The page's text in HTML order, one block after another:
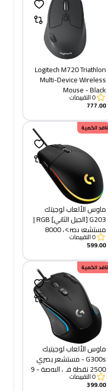
Logitech M720 Triathlon
Multi-Device Wireless
Mouse - Black
0التقييمات
777.00
نافد الكمية
ماوس الألعاب لوجيتك
G203 [الجيل الثاني] RGB |
مستشعر بصري 8000
قابلة للبرمجة
0التقييمات
599.00
نافد الكمية
ماوس الألعاب لوجيتيك
G300s - مستشعر بصري
2500 نقطة في البوصة - 9
أزرار قابلة للبرمجة
0التقييمات
399.00